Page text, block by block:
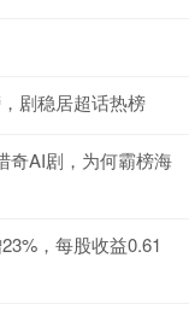
剧稳居超话热榜
奇AI剧，为何霸榜海
，每股收益0.61